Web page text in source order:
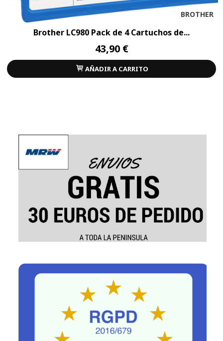
BROTHER
Brother LC980 Pack de 4 Cartuchos de...
43,90 €
AÑADIR A CARRITO